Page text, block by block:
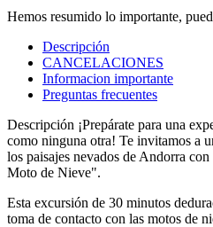
Hemos resumido lo importante,
Descripción
CANCELACIONES
Informacion importante
Preguntas frecuentes
Descripción ¡Prepárate para una
como ninguna otra! Te invitamos a
los paisajes nevados de Andorra
Moto de Nieve".
Esta excursión de 30 minutos
toma de contacto con las motos de